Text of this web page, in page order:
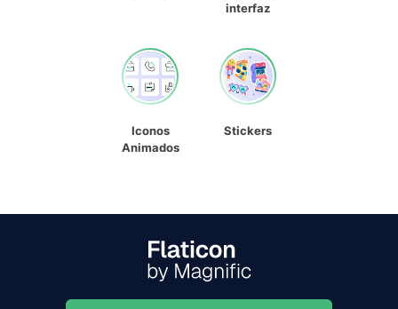
interfaz
Iconos
Animados
Stickers